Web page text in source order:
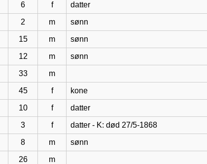
6 f datter
2 m sønn
15 m sønn
12 m sønn
33 m
45 f kone
10 f datter
3 f datter - K: død 27/5-1868
8 m sønn
26 m